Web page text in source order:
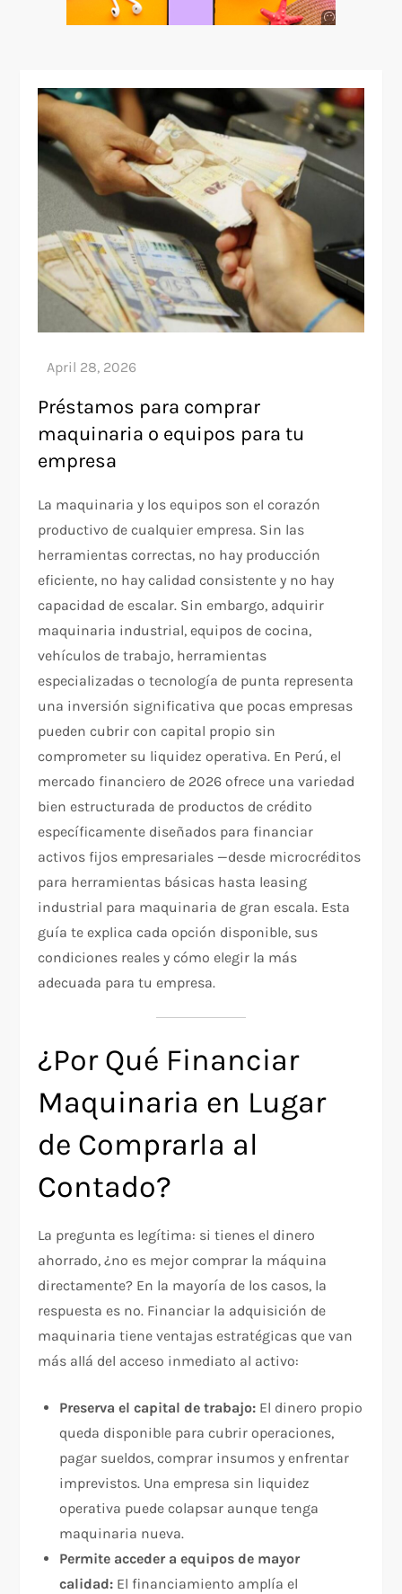
Préstamos para comprar
maquinaria o equipos para tu
empresa
La maquinaria y los equipos son el corazón
productivo de cualquier empresa. Sin las
herramientas correctas, no hay producción
eficiente, no hay calidad consistente y no hay
capacidad de escalar. Sin embargo, adquirir
maquinaria industrial, equipos de cocina,
vehículos de trabajo, herramientas
especializadas o tecnología de punta representa
una inversión significativa que pocas empresas
pueden cubrir con capital propio sin
comprometer su liquidez operativa. En Perú, el
mercado financiero de 2026 ofrece una variedad
bien estructurada de productos de crédito
específicamente diseñados para financiar
activos fijos empresariales —desde microcréditos
para herramientas básicas hasta leasing
industrial para maquinaria de gran escala. Esta
guía te explica cada opción disponible, sus
condiciones reales y cómo elegir la más
adecuada para tu empresa.
¿Por Qué Financiar
Maquinaria en Lugar
de Comprarla al
Contado?
La pregunta es legítima: si tienes el dinero
ahorrado, ¿no es mejor comprar la máquina
directamente? En la mayoría de los casos, la
respuesta es no. Financiar la adquisición de
maquinaria tiene ventajas estratégicas que van
más allá del acceso inmediato al activo:
Preserva el capital de trabajo: El dinero propio
queda disponible para cubrir operaciones,
pagar sueldos, comprar insumos y enfrentar
imprevistos. Una empresa sin liquidez
operativa puede colapsar aunque tenga
maquinaria nueva.
Permite acceder a equipos de mayor
calidad: El financiamiento amplía el